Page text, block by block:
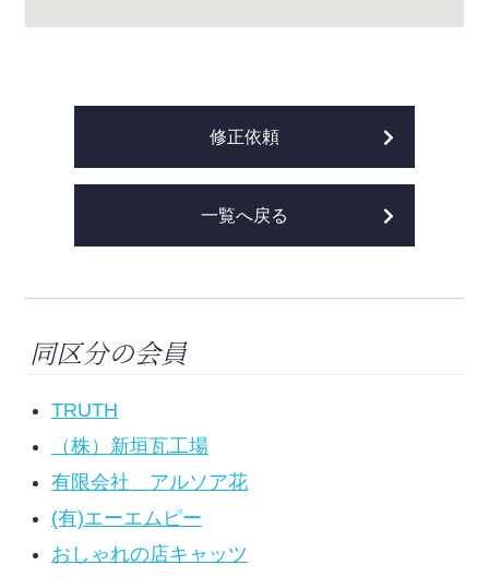
修正依頼
一覧へ戻る
同区分の会員
TRUTH
（株）新垣瓦工場
有限会社 アルソア花
(有)エーエムピー
おしゃれの店キャッツ